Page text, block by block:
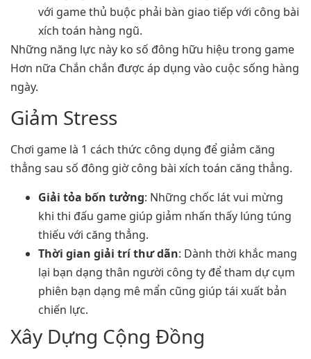
với game thủ buộc phải bàn giao tiếp với công bài
xích toán hàng ngũ.
Những năng lực này ko số đông hữu hiệu trong game
Hơn nữa Chắn chắn được áp dụng vào cuộc sống hàng
ngày.
Giảm Stress
Chơi game là 1 cách thức công dụng để giảm căng
thẳng sau số đông giờ công bài xích toán căng thẳng.
Giải tỏa bốn tưởng: Những chốc lát vui mừng
khi thi đấu game giúp giảm nhấn thấy lúng túng
thiếu với căng thẳng.
Thời gian giải trí thư dãn: Dành thời khắc mang
lại bạn dạng thân người công ty để tham dự cụm
phiên bạn dạng mê mẩn cũng giúp tái xuất bản
chiến lực.
Xây Dựng Cộng Đồng